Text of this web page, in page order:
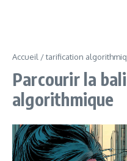
Accueil /tarification
Parcourir la
algorithmique